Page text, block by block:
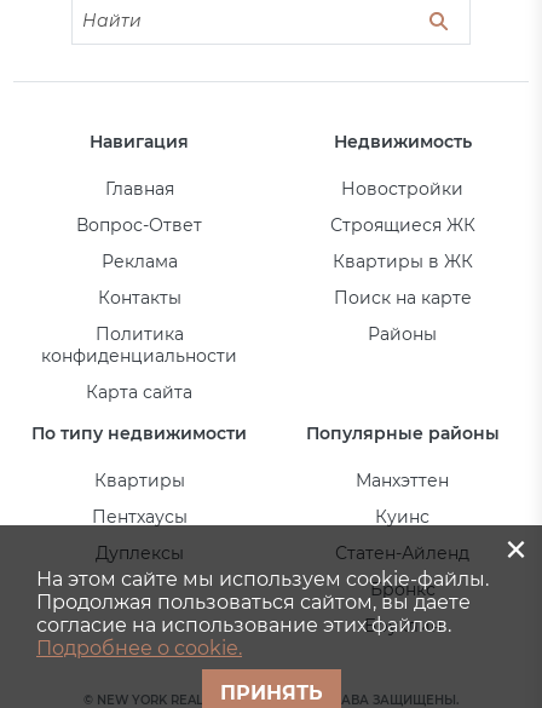
Навигация
Главная
Вопрос-Ответ
Реклама
Контакты
Политика
конфиденциальности
Карта сайта
Недвижимость
Новостройки
Строящиеся ЖК
Квартиры в ЖК
Поиск на карте
Районы
По типу недвижимости
Квартиры
Пентхаусы
Дуплексы
Популярные районы
Манхэттен
Куинс
Статен-Айленд
Бронкс
Бруклин
© NEW YORK REAL ESTATE 2026. ВСЕ ПРАВА ЗАЩИЩЕНЫ.
×
На этом сайте мы используем cookie-файлы.
Продолжая пользоваться сайтом, вы даете
согласие на использование этих файлов.
Подробнее о cookie.
ПРИНЯТЬ